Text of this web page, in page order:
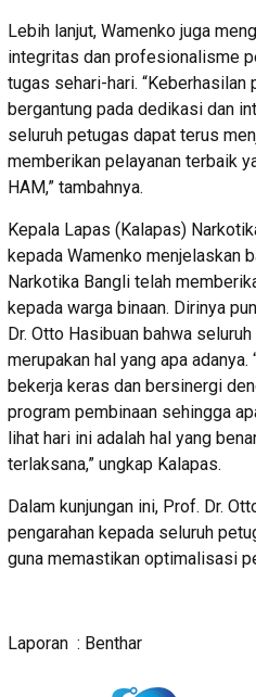
Lebih lanjut, Wamenko juga
integritas dan profesionalisme
tugas sehari-hari. “Keberhasilan
bergantung pada dedikasi dan
seluruh petugas dapat terus
memberikan pelayanan terbaik
HAM,” tambahnya.
Kepala Lapas (Kalapas)
kepada Wamenko menjelaskan
Narkotika Bangli telah
kepada warga binaan. Dirinya
Dr. Otto Hasibuan bahwa
merupakan hal yang apa
bekerja keras dan bersinergi
program pembinaan sehingga
lihat hari ini adalah hal yang
terlaksana,” ungkap Kalapas.
Dalam kunjungan ini, Prof. Dr.
pengarahan kepada seluruh
guna memastikan optimalisasi
Laporan : Benthar